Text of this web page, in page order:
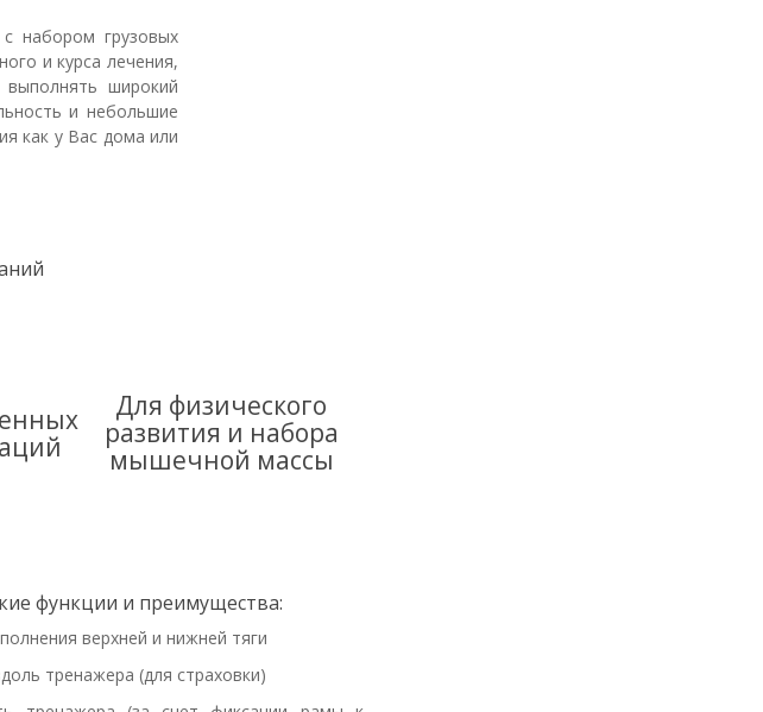
набором грузовых
и курса лечения,
широкий
и небольшие
как у Вас дома или
Для физического
развития и набора
мышечной массы
функции и преимущества:
верхней и нижней тяги
тренажера (для страховки)